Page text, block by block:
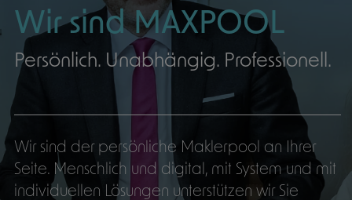
Wir sind MAXPOOL
Persönlich. Unabhängig. Professionell.
Wir sind der persönliche Maklerpool an Ihrer
Seite. Menschlich und digital, mit System und mit
individuellen Lösungen unterstützen wir Sie